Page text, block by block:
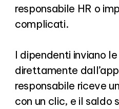
responsabile HR o
complicati.
I dipendenti inviano
direttamente
responsabile riceve
con un clic, e il saldo